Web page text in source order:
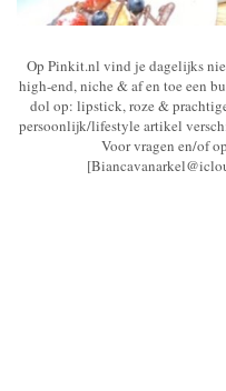
Op Pinkit.nl vind je dagelijks
high-end, niche & af en toe een
dol op: lipstick, roze &
persoonlijk/lifestyle artikel
Voor vragen en/of